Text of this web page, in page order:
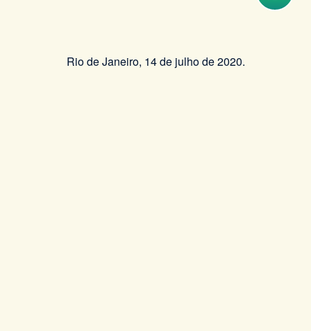
Rio de Janeiro, 14 de julho de 2020.